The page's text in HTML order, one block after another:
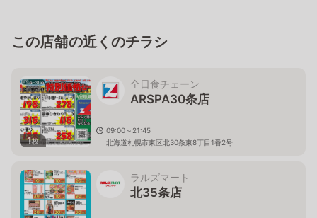
この店舗の近くのチラシ
1枚
全日食チェーン
ARSPA30条店
09:00～21:45
北海道札幌市東区北30条東8丁目1番2号
ラルズマート
北35条店